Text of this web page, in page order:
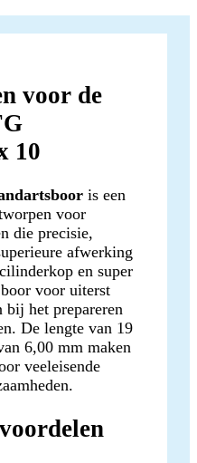
voor de
10
is een
voor
die precisie,
afwerking
en super
voor uiterst
bij het prepareren
De lengte van 19
6,00 mm maken
veeleisende